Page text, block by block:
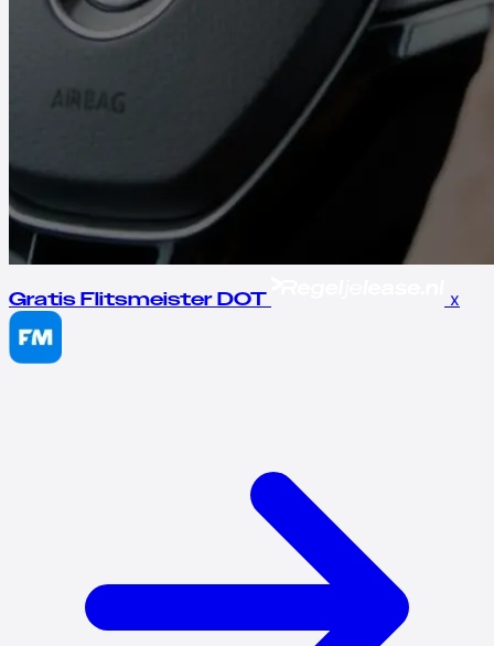
Gratis Flitsmeister DOT x